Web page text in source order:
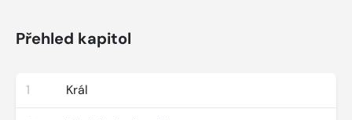
Přehled kapitol
1 Král